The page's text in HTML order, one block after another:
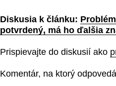
Diskusia k článku:
potvrdený, má ho ďalšia
Prispievajte do diskusií ako
Komentár, na ktorý